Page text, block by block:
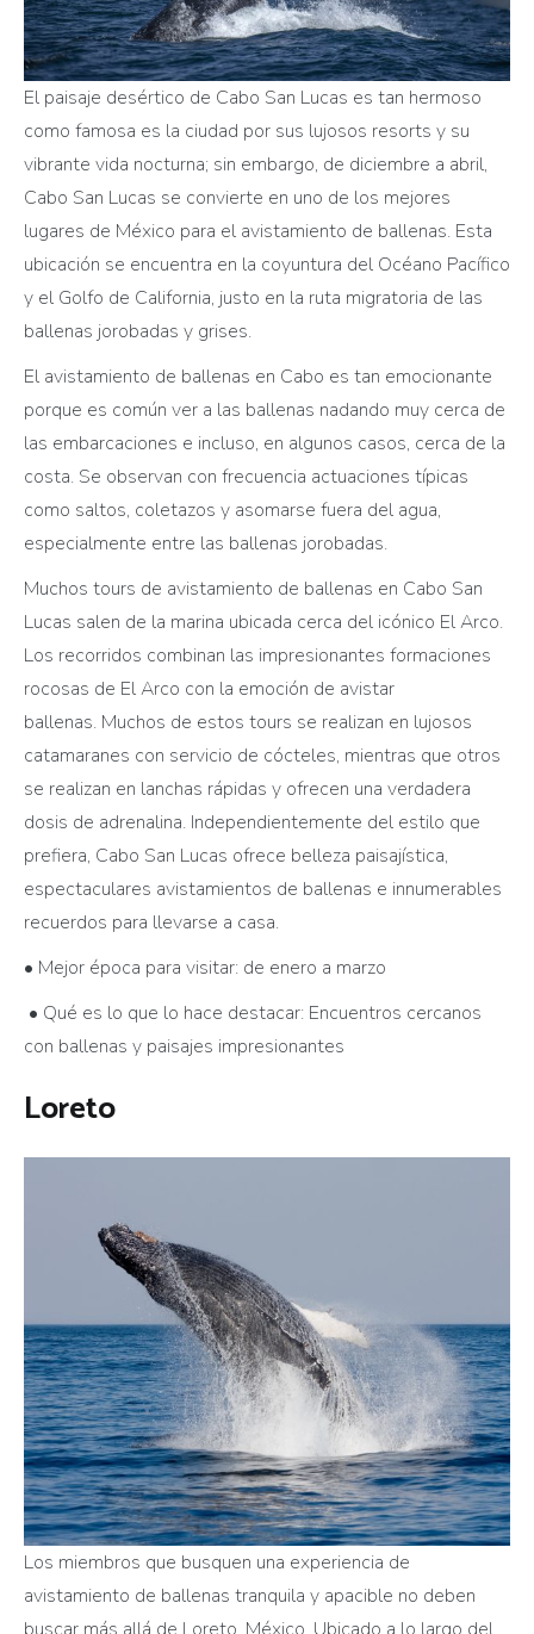
El paisaje desértico de Cabo San Lucas es tan hermoso
como famosa es la ciudad por sus lujosos resorts y su
vibrante vida nocturna; sin embargo, de diciembre a abril,
Cabo San Lucas se convierte en uno de los mejores
lugares de México para el avistamiento de ballenas. Esta
ubicación se encuentra en la coyuntura del Océano Pacífico
y el Golfo de California, justo en la ruta migratoria de las
ballenas jorobadas y grises.
El avistamiento de ballenas en Cabo es tan emocionante
porque es común ver a las ballenas nadando muy cerca de
las embarcaciones e incluso, en algunos casos, cerca de la
costa. Se observan con frecuencia actuaciones típicas
como saltos, coletazos y asomarse fuera del agua,
especialmente entre las ballenas jorobadas.
Muchos tours de avistamiento de ballenas en Cabo San
Lucas salen de la marina ubicada cerca del icónico El Arco.
Los recorridos combinan las impresionantes formaciones
rocosas de El Arco con la emoción de avistar
ballenas. Muchos de estos tours se realizan en lujosos
catamaranes con servicio de cócteles, mientras que otros
se realizan en lanchas rápidas y ofrecen una verdadera
dosis de adrenalina. Independientemente del estilo que
prefiera, Cabo San Lucas ofrece belleza paisajística,
espectaculares avistamientos de ballenas e innumerables
recuerdos para llevarse a casa.
• Mejor época para visitar: de enero a marzo
• Qué es lo que lo hace destacar: Encuentros cercanos
con ballenas y paisajes impresionantes
Loreto
Los miembros que busquen una experiencia de
avistamiento de ballenas tranquila y apacible no deben